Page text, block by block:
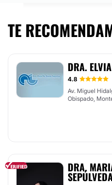
TE
DRA.
4.8
Av. Miguel
Obispado,
DRA.